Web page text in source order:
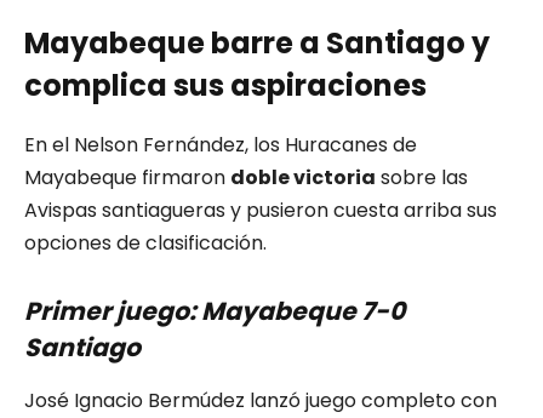
Mayabeque barre a Santiago y
complica sus aspiraciones
En el Nelson Fernández, los Huracanes de
Mayabeque firmaron doble victoria sobre las
Avispas santiagueras y pusieron cuesta arriba sus
opciones de clasificación.
Primer juego: Mayabeque 7-0
Santiago
José Ignacio Bermúdez lanzó juego completo con